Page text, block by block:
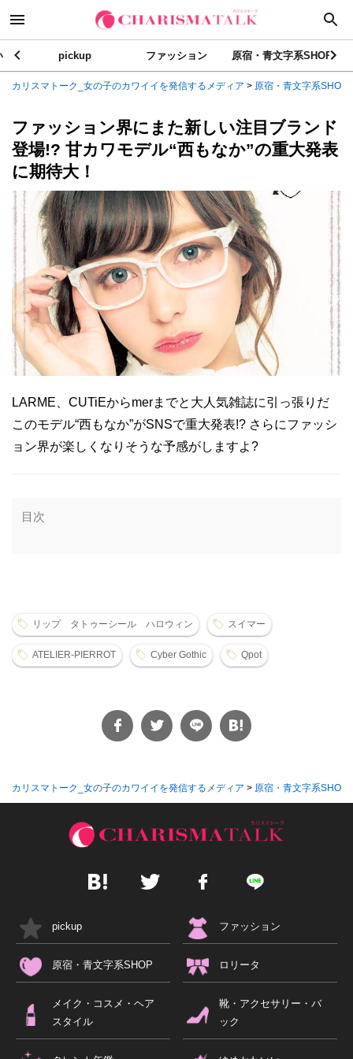
pickup ファッション 原宿・青文字系SHOP
カリスマトーク_女の子のカワイイを発信するメディア > 原宿・青文字系SHOP
ファッション界にまた新しい注目ブランド
登場!? 甘カワモデル“西もなか”の重大発表
に期待大！
LARME、CUTiEからmerまでと大人気雑誌に引っ張りだ
このモデル“西もなか”がSNSで重大発表!? さらにファッシ
ョン界が楽しくなりそうな予感がしますよ?
目次
リップ タトゥーシール ハロウィン スイマー
ATELIER-PIERROT Cyber Gothic Qpot
カリスマトーク_女の子のカワイイを発信するメディア > 原宿・青文字系SHOP
pickup ファッション
原宿・青文字系SHOP ロリータ
メイク・コスメ・ヘア
スタイル
靴・アクセサリー・バ
ック